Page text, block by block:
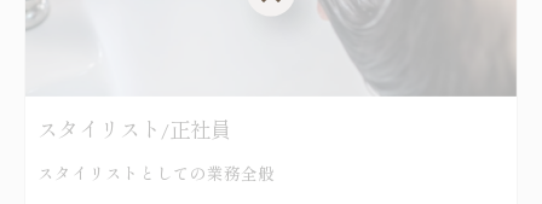
スタイリスト/正社員
スタイリストとしての業務全般